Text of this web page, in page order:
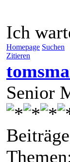
Ich
Homepage Suchen
Zitieren
Senior